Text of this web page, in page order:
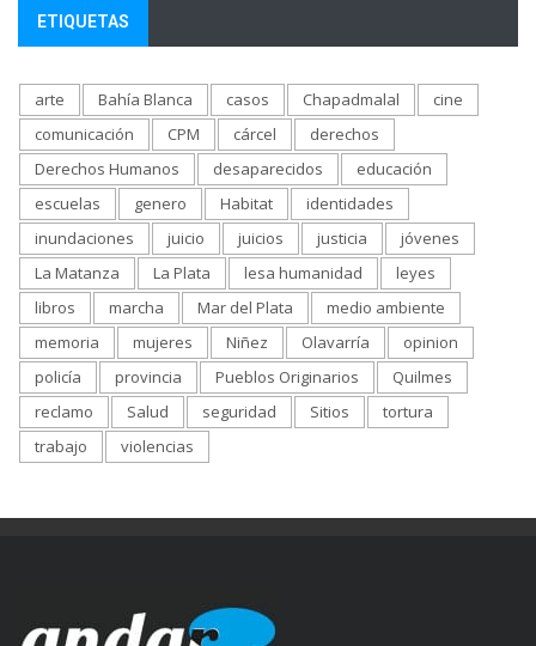
ETIQUETAS
arte Bahía Blanca casos Chapadmalal
cine
comunicación
CPM cárcel
derechos
Derechos Humanos
desaparecidos
educación
escuelas
genero Habitat
identidades
inundaciones
juicio juicios justicia
jóvenes
La Matanza
La Plata lesa humanidad
leyes
libros
marcha Mar del Plata
medio ambiente
memoria
mujeres Niñez Olavarría
opinion
policía
provincia Pueblos Originarios
Quilmes
reclamo
Salud seguridad Sitios
tortura
trabajo
violencias